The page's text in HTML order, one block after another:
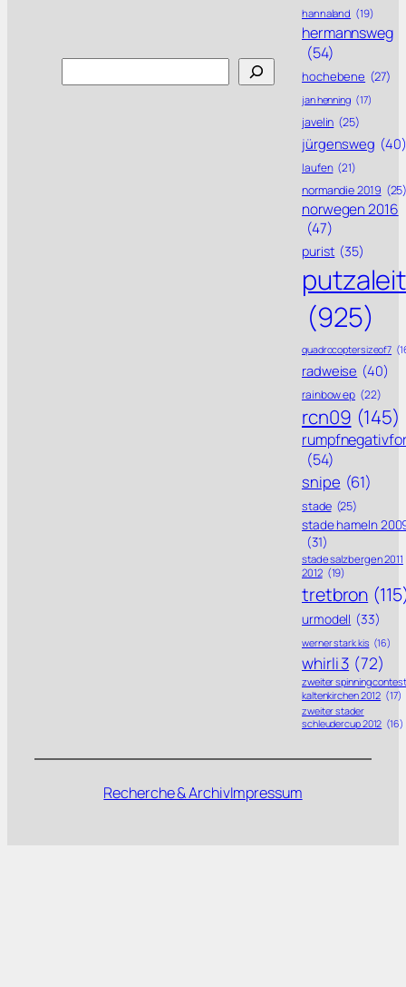
hannaland (19)
hermannsweg
(54)
hochebene (27)
jan henning (17)
javelin (25)
jürgensweg (40)
laufen (21)
normandie 2019
norwegen 2016
(47)
purist (35)
putzaleit
(925)
quadrocoptersizeof7
radweise (40)
rainbow ep (22)
rcn09 (145)
(54)
snipe (61)
stade (25)
stade hameln
(31)
stade salzbergen 2011
2012 (19)
tretbron
urmodell (33)
werner stark kis (16)
whirli 3 (72)
zweiter spinning contest
kaltenkirchen 2012 (17)
zweiter stader
schleudercup 2012 (16)
Recherche & ArchivImpressum